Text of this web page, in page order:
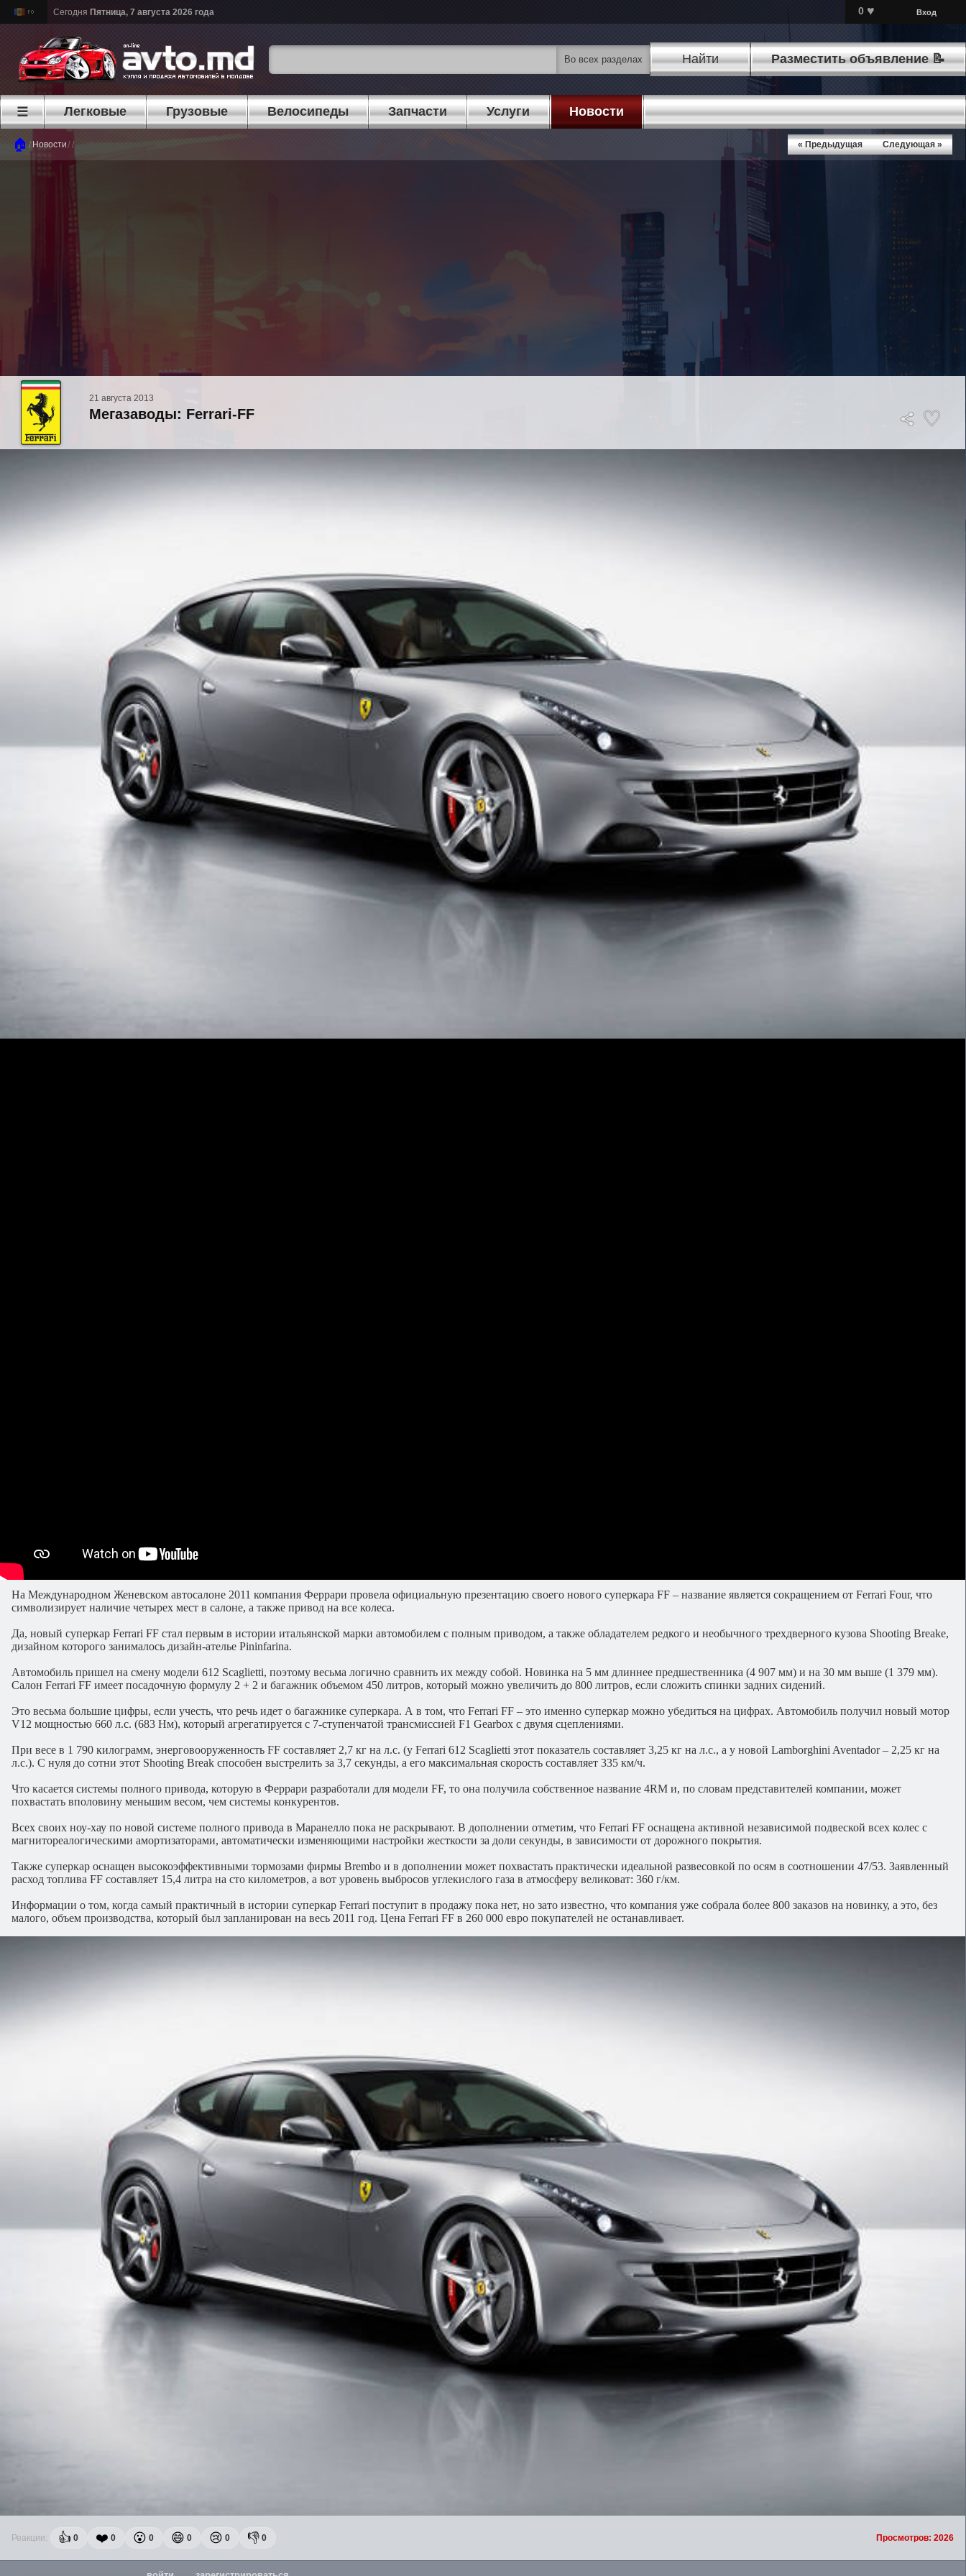
Сегодня Пятница, 7 августа 2026 года 0 ♥ Вход
Найти Разместить объявление 📝
☰ Легковые Грузовые Велосипеды Запчасти Услуги Новости
🏠 / Новости// « Предыдущая Следующая »
21 августа 2013
Мегазаводы: Ferrari-FF
На Международном Женевском автосалоне 2011 компания Феррари провела официальную презентацию своего нового суперкара FF – название является сокращением от Ferrari Four, что
символизирует наличие четырех мест в салоне, а также привод на все колеса.
Да, новый суперкар Ferrari FF стал первым в истории итальянской марки автомобилем с полным приводом, а также обладателем редкого и необычного трехдверного кузова Shooting Breake,
дизайном которого занималось дизайн-ателье Pininfarina.
Автомобиль пришел на смену модели 612 Scaglietti, поэтому весьма логично сравнить их между собой. Новинка на 5 мм длиннее предшественника (4 907 мм) и на 30 мм выше (1 379 мм).
Салон Ferrari FF имеет посадочную формулу 2 + 2 и багажник объемом 450 литров, который можно увеличить до 800 литров, если сложить спинки задних сидений.
Это весьма большие цифры, если учесть, что речь идет о багажнике суперкара. А в том, что Ferrari FF – это именно суперкар можно убедиться на цифрах. Автомобиль получил новый мотор
V12 мощностью 660 л.с. (683 Нм), который агрегатируется с 7-ступенчатой трансмиссией F1 Gearbox с двумя сцеплениями.
При весе в 1 790 килограмм, энерговооруженность FF составляет 2,7 кг на л.с. (у Ferrari 612 Scaglietti этот показатель составляет 3,25 кг на л.с., а у новой Lamborghini Aventador – 2,25 кг на
л.с.). С нуля до сотни этот Shooting Break способен выстрелить за 3,7 секунды, а его максимальная скорость составляет 335 км/ч.
Что касается системы полного привода, которую в Феррари разработали для модели FF, то она получила собственное название 4RM и, по словам представителей компании, может
похвастать вполовину меньшим весом, чем системы конкурентов.
Всех своих ноу-хау по новой системе полного привода в Маранелло пока не раскрывают. В дополнении отметим, что Ferrari FF оснащена активной независимой подвеской всех колес с
магнитореалогическими амортизаторами, автоматически изменяющими настройки жесткости за доли секунды, в зависимости от дорожного покрытия.
Также суперкар оснащен высокоэффективными тормозами фирмы Brembo и в дополнении может похвастать практически идеальной развесовкой по осям в соотношении 47/53. Заявленный
расход топлива FF составляет 15,4 литра на сто километров, а вот уровень выбросов углекислого газа в атмосферу великоват: 360 г/км.
Информации о том, когда самый практичный в истории суперкар Ferrari поступит в продажу пока нет, но зато известно, что компания уже собрала более 800 заказов на новинку, а это, без
малого, объем производства, который был запланирован на весь 2011 год. Цена Ferrari FF в 260 000 евро покупателей не останавливает.
Реакции: 👍 0 ❤️ 0 😮 0 😄 0 😢 0 👎 0 Просмотров: 2026